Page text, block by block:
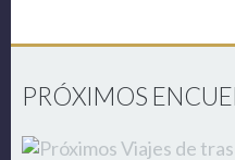
PRÓXIMOS